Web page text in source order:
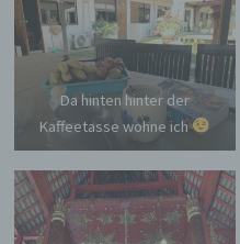
Da hinten hinter der
Kaffeetasse wohne ich